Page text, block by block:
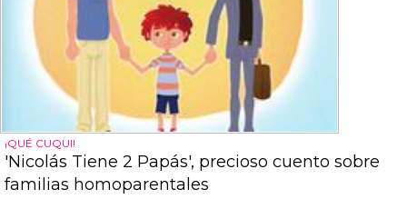
¡QUÉ CUQUI!
'Nicolás Tiene 2 Papás', precioso cuento sobre
familias homoparentales